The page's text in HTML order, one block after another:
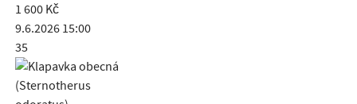
1 600 Kč
9.6.2026 15:00
35